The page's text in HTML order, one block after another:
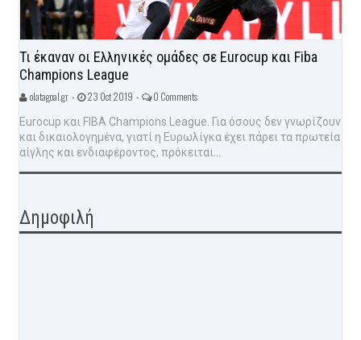
Τι έκαναν οι Ελληνικές ομάδες σε Eurocup και Fiba
Champions League
olatagoal.gr - 23 Oct 2019 - 0 Comments
Eurocup και FIBA Champions League. Για όσους δεν γνωρίζουν
και δικαιολογημένα, γιατί η Ευρωλίγκα έχει πάρει τα πρωτεία
αίγλης και ενδιαφέροντος, πρόκειται...
Δημοφιλή